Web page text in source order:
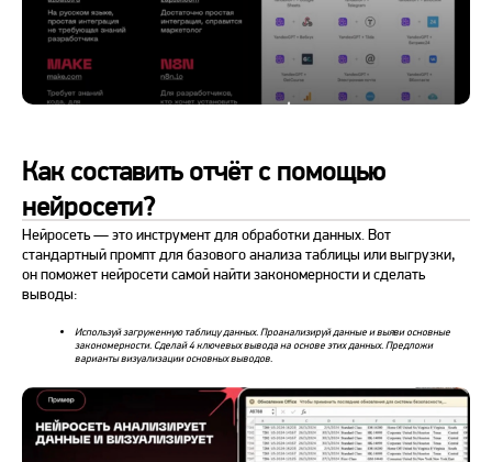
Как составить отчёт с помощью
нейросети?
Нейросеть — это инструмент для обработки данных. Вот
стандартный промпт для базового анализа таблицы или выгрузки,
он поможет нейросети самой найти закономерности и сделать
выводы:
Используй загруженную таблицу данных. Проанализируй данные и выяви основные
закономерности. Сделай 4 ключевых вывода на основе этих данных. Предложи
варианты визуализации основных выводов.